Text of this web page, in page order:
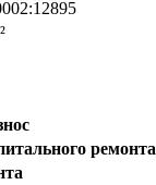
ремонта